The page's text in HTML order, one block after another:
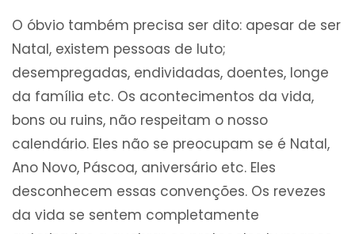
O óbvio também precisa ser dito: apesar de ser
Natal, existem pessoas de luto;
desempregadas, endividadas, doentes, longe
da família etc. Os acontecimentos da vida,
bons ou ruins, não respeitam o nosso
calendário. Eles não se preocupam se é Natal,
Ano Novo, Páscoa, aniversário etc. Eles
desconhecem essas convenções. Os revezes
da vida se sentem completamente